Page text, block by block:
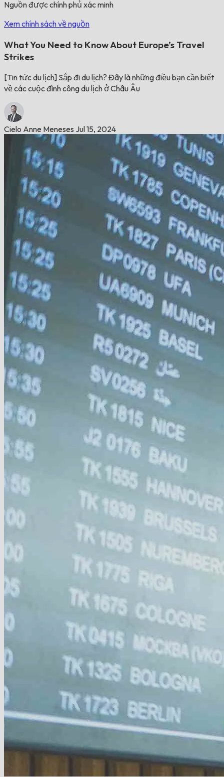
Nguồn được chính phủ xác minh
Xem chính sách về nguồn
What You Need to Know About Europe’s Travel
Strikes
[Tin tức du lịch] Sắp đi du lịch? Đây là những điều bạn cần biết
về các cuộc đình công du lịch ở Châu Âu
Cielo Anne Meneses Jul 15, 2024